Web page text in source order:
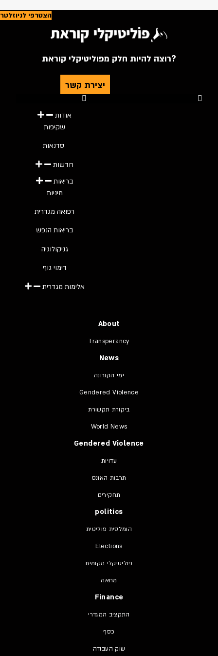
הצטרפי לניוזלטר
רוצה להיות חלק מפוליטיקלי קוראת?
יצירת קשר
אודות
שקיפות
סדנאות
חדשות
בריאות
מיניות
רפואה מגדרית
בריאות הנפש
גניקולוגיה
דימוי גוף
אלימות מגדרית
About
Transperancy
News
ימי הקורונה
Gendered Violence
ביקורת תקשורת
World News
Gendered Violence
עדויות
תרבות האונס
תחקירים
politics
הומלסית פוליטית
Elections
פוליטיקלי מקומית
מחאה
Finance
התקציב המגדרי
כסף
שוק העבודה